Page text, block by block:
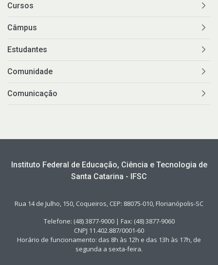
Cursos
Câmpus
Estudantes
Comunidade
Comunicação
Instituto Federal de Educação, Ciência e Tecnologia de
Santa Catarina - IFSC
Rua 14 de Julho, 150, Coqueiros, CEP: 88075-010, Florianópolis-SC
Telefone: (48) 3877-9000 | Fax: (48) 3877-9060
CNPJ 11.402.887/0001-60
Horário de funcionamento: das 8h às 12h e das 13h às 17h, de
segunda a sexta-feira.